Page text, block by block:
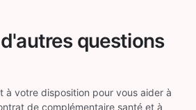
questions
à votre disposition pour vous aider à
de complémentaire santé et à